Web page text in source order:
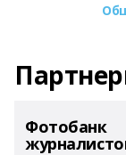
Фотобанк